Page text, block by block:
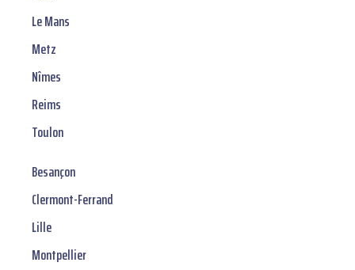
Le Mans
Metz
Nîmes
Reims
Toulon
Besançon
Clermont-Ferrand
Lille
Montpellier